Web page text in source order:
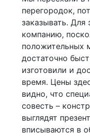
перегородок,
заказывать. Для
компанию,
положительных
достаточно
изготовили и
время. Цены
видно, что
совесть –
выглядят
вписываются в